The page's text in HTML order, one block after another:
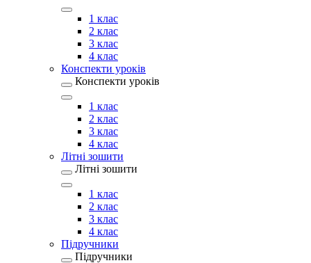
1 клас
2 клас
3 клас
4 клас
Конспекти уроків
Конспекти уроків
1 клас
2 клас
3 клас
4 клас
Літні зошити
Літні зошити
1 клас
2 клас
3 клас
4 клас
Підручники
Підручники